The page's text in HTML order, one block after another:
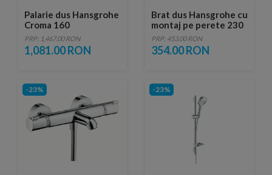
Palarie dus Hansgrohe
Croma 160
PRP: 1,467.00 RON
1,081.00 RON
Brat dus Hansgrohe cu
montaj pe perete 230
mm
PRP: 453.00 RON
354.00 RON
-23% -23%